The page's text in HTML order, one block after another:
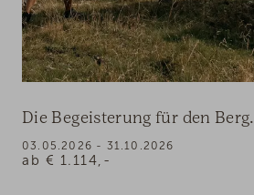
Die Begeisterung für den Berg.
ab € 1.114,-
03.05.2026 - 31.10.2026